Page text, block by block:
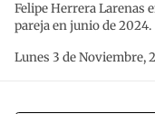
Felipe Herrera Larenas
pareja en junio de 2024.
Lunes 3 de Noviembre,